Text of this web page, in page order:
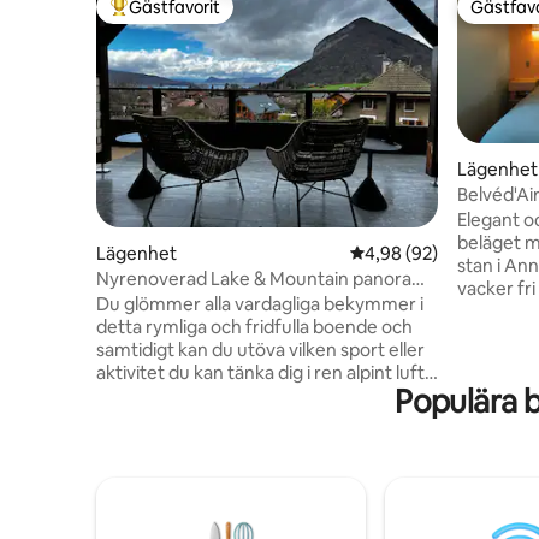
Populär gästfavorit
Gästfavorit
Lägenhet 4,98 av 5 i
4,98 (92)
Nyrenoverad Lake & Mountain panorama
lägenhet
Du glömmer alla vardagliga bekymmer i
detta rymliga och fridfulla boende och
samtidigt kan du utöva vilken sport eller
aktivitet du kan tänka dig i ren alpint luft.
Du kommer att njuta av 4 sovrum, med 4
View. Gratis privat parkering, 1 km från
Lägenhet
Belvéd'Air
Elegant
beläget
stan i
vacker fri
Populära